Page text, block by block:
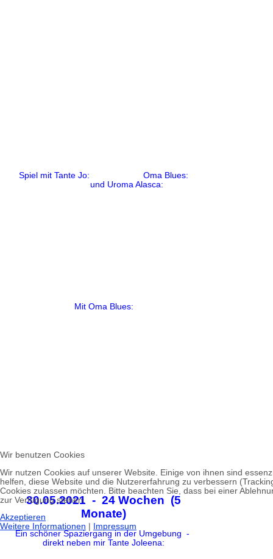
Spiel mit Tante Jo: Oma Blues:
und Uroma Alasca:
Mit Oma Blues:
30.05.2021 - 24 Wochen (5
Monate)
Ein schöner Spaziergang in der Umgebung -
direkt neben mir Tante Joleena:
Wir benutzen Cookies
Wir nutzen Cookies auf unserer Website. Einige von ihnen sind
helfen, diese Website und die Nutzererfahrung zu verbessern
Cookies zulassen möchten. Bitte beachten Sie, dass bei einer
zur Verfügung stehen.
Akzeptieren
Weitere Informationen
Impressum